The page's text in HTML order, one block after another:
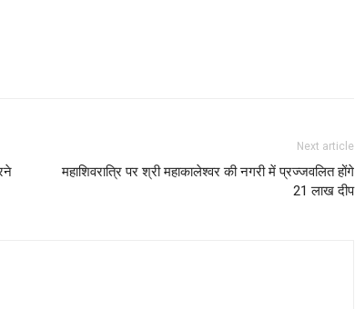
Next article
महाशिवरात्रि पर श्री महाकालेश्वर की नगरी में प्रज्जवलित होंगे
21 लाख दीप